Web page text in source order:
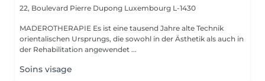
22, Boulevard Pierre Dupong Luxembourg L-1430
MADEROTHERAPIE Es ist eine tausend Jahre alte Technik
orientalischen Ursprungs, die sowohl in der Ästhetik als auch in
der Rehabilitation angewendet ...
Soins visage